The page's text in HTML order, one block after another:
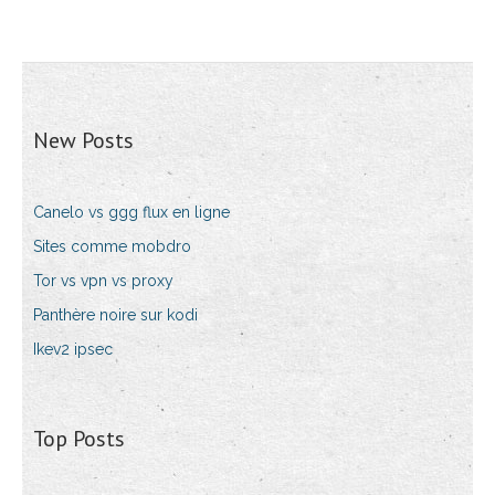
New Posts
Canelo vs ggg flux en ligne
Sites comme mobdro
Tor vs vpn vs proxy
Panthère noire sur kodi
Ikev2 ipsec
Top Posts